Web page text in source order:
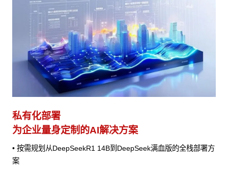
私有化部署
为企业量身定制的AI解决方案
• 按需规划从DeepSeekR1 14B到DeepSeek满血版的全栈部署方
案